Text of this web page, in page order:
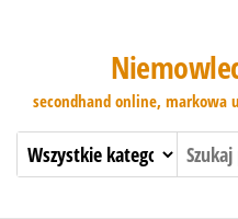
secondhand online, markowa